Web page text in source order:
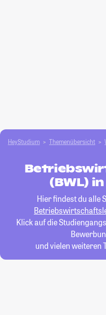
HeyStudium Themenübersicht
(BWL)
Hier findest du alle
Klick auf die
und vielen weiteren